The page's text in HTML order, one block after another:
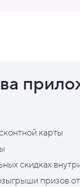
карты
скидках
призов